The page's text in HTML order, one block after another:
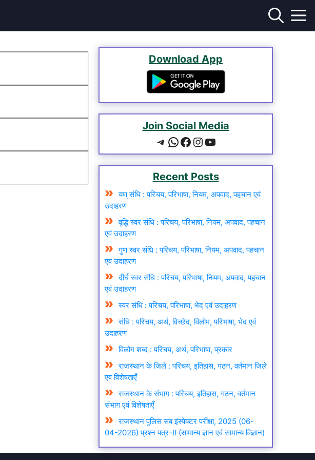
Download App
Join Social Media
Recent Posts
यण् संधि : परिचय, परिभाषा, नियम, अपवाद, पहचान एवं
उदाहरण
वृद्धि स्वर संधि : परिचय, परिभाषा, नियम, अपवाद, पहचान
एवं उदाहरण
गुण स्वर संधि : परिचय, परिभाषा, नियम, अपवाद, पहचान
एवं उदाहरण
दीर्घ स्वर संधि : परिचय, परिभाषा, नियम, अपवाद, पहचान
एवं उदाहरण
स्वर संधि : परिचय, परिभाषा, भेद एवं उदाहरण
संधि : परिचय, अर्थ, विच्छेद, विलोम, परिभाषा, भेद एवं
उदाहरण
विलोम शब्द : परिचय, अर्थ, परिभाषा, प्रकार
राजस्थान के जिले : परिचय, इतिहास, गठन, वर्तमान जिले
एवं विशेषताएँ
राजस्थान के संभाग : परिचय, इतिहास, गठन, वर्तमान
संभाग एवं विशेषताएँ
राजस्थान पुलिस सब इंस्पेक्टर परीक्षा, 2025 (06-
04-2026) प्रश्न पत्र-II (सामान्य ज्ञान एवं सामान्य विज्ञान)